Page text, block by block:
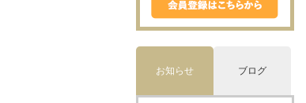
お知らせ ブログ